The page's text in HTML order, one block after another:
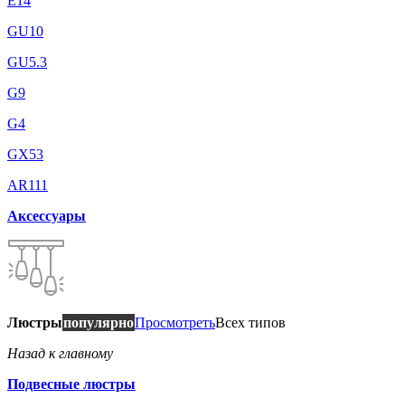
GU10
GU5.3
G9
G4
GX53
AR111
Аксессуары
ЛюстрыпопулярноПросмотретьВсех типов
Назад к главному
Подвесные люстры